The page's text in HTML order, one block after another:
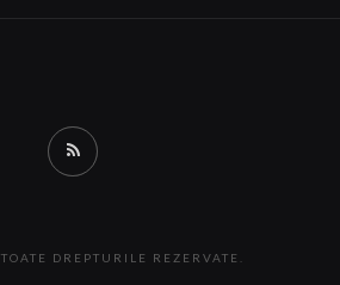
RSS
TOATE DREPTURILE REZERVATE.